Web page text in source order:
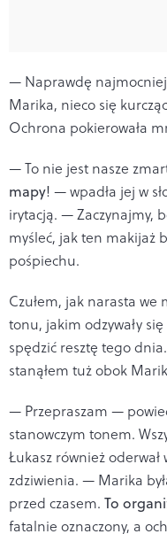
— Naprawdę
Marika, nieco się
Ochrona pokierowała
— To nie jest nasze
mapy! — wpadła jej w
irytacją. — Zaczynajmy,
myśleć, jak ten makijaż
pośpiechu.
Czułem, jak narasta we
tonu, jakim odzywały
spędzić resztę tego
stanąłem tuż obok
— Przepraszam —
stanowczym tonem.
Łukasz również
zdziwienia. — Marika
przed czasem. To
fatalnie oznaczony, a